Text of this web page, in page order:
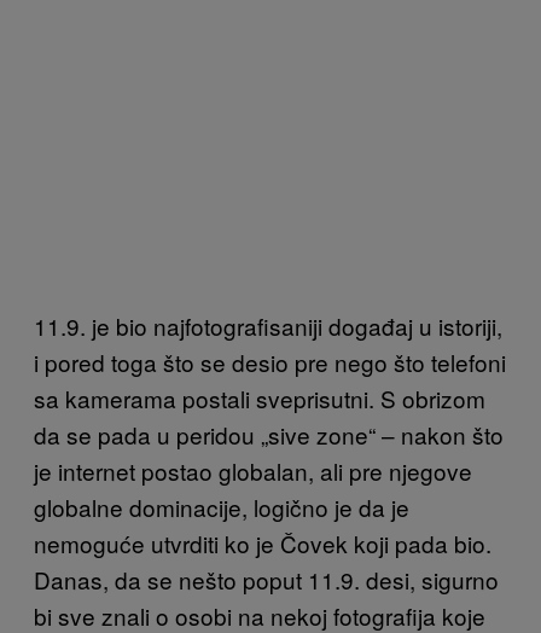
11.9. je bio najfotografisaniji događaj u istoriji,
i pored toga što se desio pre nego što telefoni
sa kamerama postali sveprisutni. S obrizom
da se pada u peridou „sive zone“ – nakon što
je internet postao globalan, ali pre njegove
globalne dominacije, logično je da je
nemoguće utvrditi ko je Čovek koji pada bio.
Danas, da se nešto poput 11.9. desi, sigurno
bi sve znali o osobi na nekoj fotografija koje